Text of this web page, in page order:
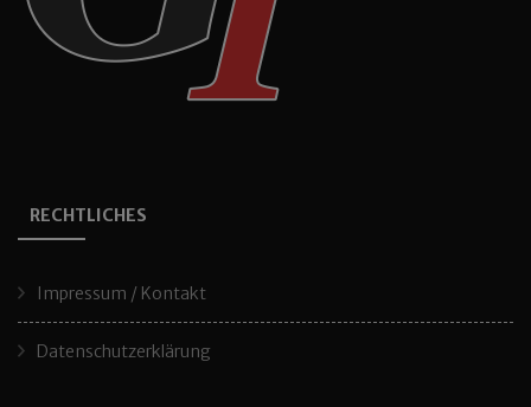
RECHTLICHES
Impressum / Kontakt
Datenschutzerklärung